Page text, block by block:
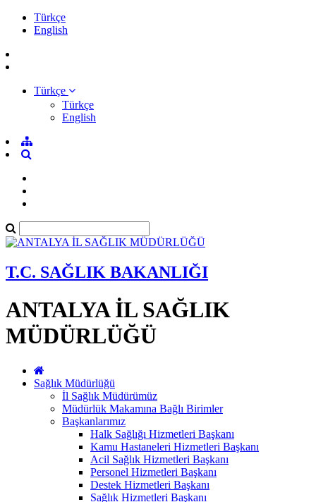
Türkçe
English
Türkçe
Türkçe
English
T.C. SAĞLIK BAKANLIĞI
ANTALYA İL SAĞLIK
MÜDÜRLÜĞÜ
Sağlık Müdürlüğü
İl Sağlık Müdürümüz
Müdürlük Makamına Bağlı Birimler
Başkanlarımız
Halk Sağlığı Hizmetleri Başkanı
Kamu Hastaneleri Hizmetleri Başkanı
Acil Sağlık Hizmetleri Başkanı
Personel Hizmetleri Başkanı
Destek Hizmetleri Başkanı
Sağlık Hizmetleri Başkanı